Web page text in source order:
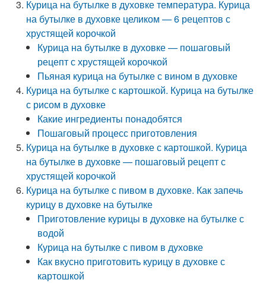
Курица на бутылке в духовке температура. Курица
на бутылке в духовке целиком — 6 рецептов с
хрустящей корочкой
Курица на бутылке в духовке — пошаговый
рецепт с хрустящей корочкой
Пьяная курица на бутылке с вином в духовке
Курица на бутылке с картошкой. Курица на бутылке
с рисом в духовке
Какие ингредиенты понадобятся
Пошаговый процесс приготовления
Курица на бутылке в духовке с картошкой. Курица
на бутылке в духовке — пошаговый рецепт с
хрустящей корочкой
Курица на бутылке с пивом в духовке. Как запечь
курицу в духовке на бутылке
Приготовление курицы в духовке на бутылке с
водой
Курица на бутылке с пивом в духовке
Как вкусно приготовить курицу в духовке с
картошкой